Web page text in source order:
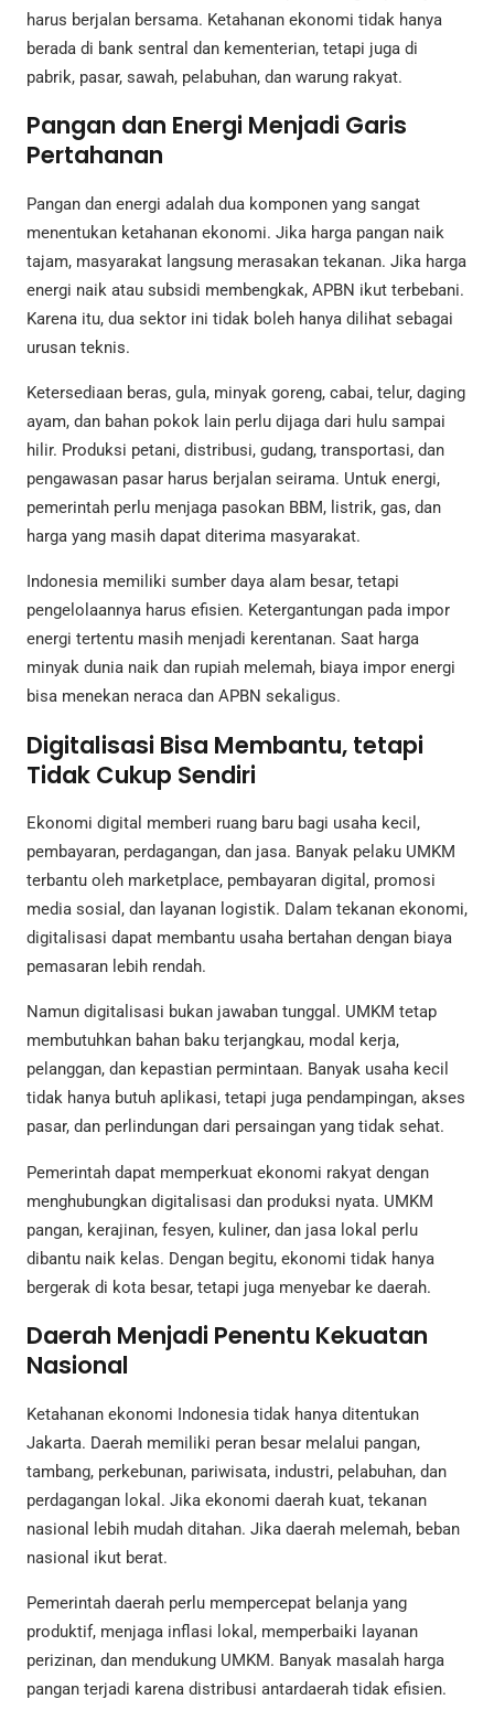
harus berjalan bersama. Ketahanan ekonomi tidak hanya
berada di bank sentral dan kementerian, tetapi juga di
pabrik, pasar, sawah, pelabuhan, dan warung rakyat.
Pangan dan Energi Menjadi Garis
Pertahanan
Pangan dan energi adalah dua komponen yang sangat
menentukan ketahanan ekonomi. Jika harga pangan naik
tajam, masyarakat langsung merasakan tekanan. Jika harga
energi naik atau subsidi membengkak, APBN ikut terbebani.
Karena itu, dua sektor ini tidak boleh hanya dilihat sebagai
urusan teknis.
Ketersediaan beras, gula, minyak goreng, cabai, telur, daging
ayam, dan bahan pokok lain perlu dijaga dari hulu sampai
hilir. Produksi petani, distribusi, gudang, transportasi, dan
pengawasan pasar harus berjalan seirama. Untuk energi,
pemerintah perlu menjaga pasokan BBM, listrik, gas, dan
harga yang masih dapat diterima masyarakat.
Indonesia memiliki sumber daya alam besar, tetapi
pengelolaannya harus efisien. Ketergantungan pada impor
energi tertentu masih menjadi kerentanan. Saat harga
minyak dunia naik dan rupiah melemah, biaya impor energi
bisa menekan neraca dan APBN sekaligus.
Digitalisasi Bisa Membantu, tetapi
Tidak Cukup Sendiri
Ekonomi digital memberi ruang baru bagi usaha kecil,
pembayaran, perdagangan, dan jasa. Banyak pelaku UMKM
terbantu oleh marketplace, pembayaran digital, promosi
media sosial, dan layanan logistik. Dalam tekanan ekonomi,
digitalisasi dapat membantu usaha bertahan dengan biaya
pemasaran lebih rendah.
Namun digitalisasi bukan jawaban tunggal. UMKM tetap
membutuhkan bahan baku terjangkau, modal kerja,
pelanggan, dan kepastian permintaan. Banyak usaha kecil
tidak hanya butuh aplikasi, tetapi juga pendampingan, akses
pasar, dan perlindungan dari persaingan yang tidak sehat.
Pemerintah dapat memperkuat ekonomi rakyat dengan
menghubungkan digitalisasi dan produksi nyata. UMKM
pangan, kerajinan, fesyen, kuliner, dan jasa lokal perlu
dibantu naik kelas. Dengan begitu, ekonomi tidak hanya
bergerak di kota besar, tetapi juga menyebar ke daerah.
Daerah Menjadi Penentu Kekuatan
Nasional
Ketahanan ekonomi Indonesia tidak hanya ditentukan
Jakarta. Daerah memiliki peran besar melalui pangan,
tambang, perkebunan, pariwisata, industri, pelabuhan, dan
perdagangan lokal. Jika ekonomi daerah kuat, tekanan
nasional lebih mudah ditahan. Jika daerah melemah, beban
nasional ikut berat.
Pemerintah daerah perlu mempercepat belanja yang
produktif, menjaga inflasi lokal, memperbaiki layanan
perizinan, dan mendukung UMKM. Banyak masalah harga
pangan terjadi karena distribusi antardaerah tidak efisien.